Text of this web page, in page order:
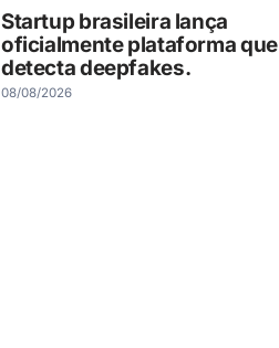
Startup brasileira lança
oficialmente plataforma que
detecta deepfakes.
08/08/2026